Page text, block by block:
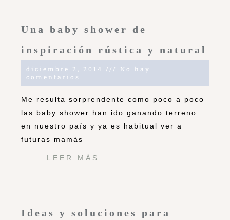
Una baby shower de
inspiración rústica y natural
diciembre 2, 2014
No hay
comentarios
Me resulta sorprendente como poco a poco
las baby shower han ido ganando terreno
en nuestro país y ya es habitual ver a
futuras mamás
LEER MÁS
Ideas y soluciones para